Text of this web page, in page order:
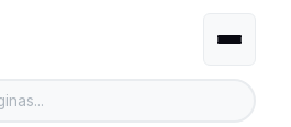
Alternar